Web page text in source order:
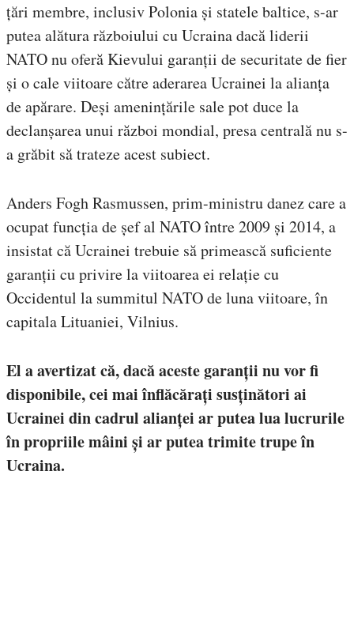
țări membre, inclusiv Polonia și statele baltice, s-ar
putea alătura războiului cu Ucraina dacă liderii
NATO nu oferă Kievului garanții de securitate de fier
și o cale viitoare către aderarea Ucrainei la alianța
de apărare. Deși amenințările sale pot duce la
declanșarea unui război mondial, presa centrală nu s-
a grăbit să trateze acest subiect.
Anders Fogh Rasmussen, prim-ministru danez care a
ocupat funcția de șef al NATO între 2009 și 2014, a
insistat că Ucrainei trebuie să primească suficiente
garanții cu privire la viitoarea ei relație cu
Occidentul la summitul NATO de luna viitoare, în
capitala Lituaniei, Vilnius.
El a avertizat că, dacă aceste garanții nu vor fi
disponibile, cei mai înflăcărați susținători ai
Ucrainei din cadrul alianței ar putea lua lucrurile
în propriile mâini și ar putea trimite trupe în
Ucraina.